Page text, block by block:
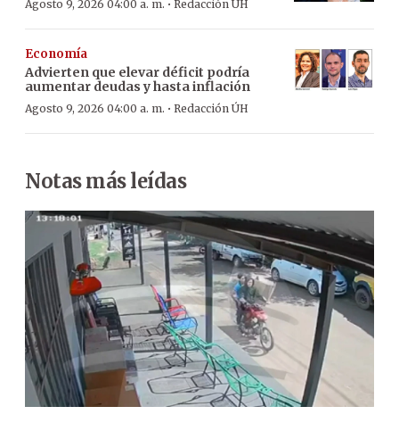
Agosto 9, 2026 04:00 a. m. · Redacción ÚH
Economía
Advierten que elevar déficit podría
aumentar deudas y hasta inflación
Agosto 9, 2026 04:00 a. m. · Redacción ÚH
Notas más leídas